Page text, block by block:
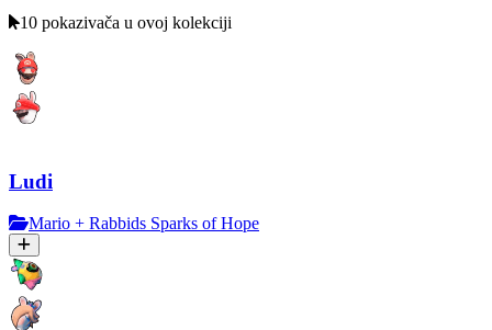
10 pokazivača u ovoj kolekciji
Ludi
Mario + Rabbids Sparks of Hope